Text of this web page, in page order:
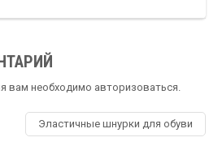
вам необходимо авторизоваться.
Эластичные шнурки для обуви